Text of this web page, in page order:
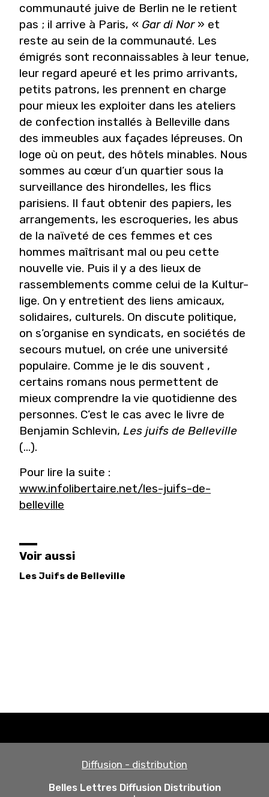
communauté juive de Berlin ne le retient
pas ; il arrive à Paris, « Gar di Nor» et
reste au sein de la communauté. Les
émigrés sont reconnaissables à leur tenue,
leur regard apeuré et les primo arrivants,
petits patrons, les prennent en charge
pour mieux les exploiter dans les ateliers
de confection installés à Belleville dans
des immeubles aux façades lépreuses. On
loge où on peut, des hôtels minables. Nous
sommes au cœur d’un quartier sous la
surveillance des hirondelles, les flics
parisiens. Il faut obtenir des papiers, les
arrangements, les escroqueries, les abus
de la naïveté de ces femmes et ces
hommes maîtrisant mal ou peu cette
nouvelle vie. Puis il y a des lieux de
rassemblements comme celui de la Kultur-
lige. On y entretient des liens amicaux,
solidaires, culturels. On discute politique,
on s’organise en syndicats, en sociétés de
secours mutuel, on crée une université
populaire. Comme je le dis souvent ,
certains romans nous permettent de
mieux comprendre la vie quotidienne des
personnes. C’est le cas avec le livre de
Benjamin Schlevin, Les juifs de Belleville
(...).
Pour lire la suite :
www.infolibertaire.net/les-juifs-de-
belleville
Voir aussi
Les Juifs de Belleville
Diffusion - distribution
Belles Lettres Diffusion Distribution